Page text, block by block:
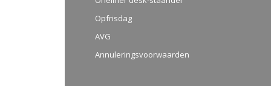
Opfrisdag
AVG
Annuleringsvoorwaarden